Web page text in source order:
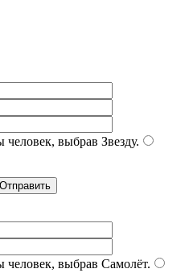
человек, выбрав Звезду.
человек, выбрав Самолёт.